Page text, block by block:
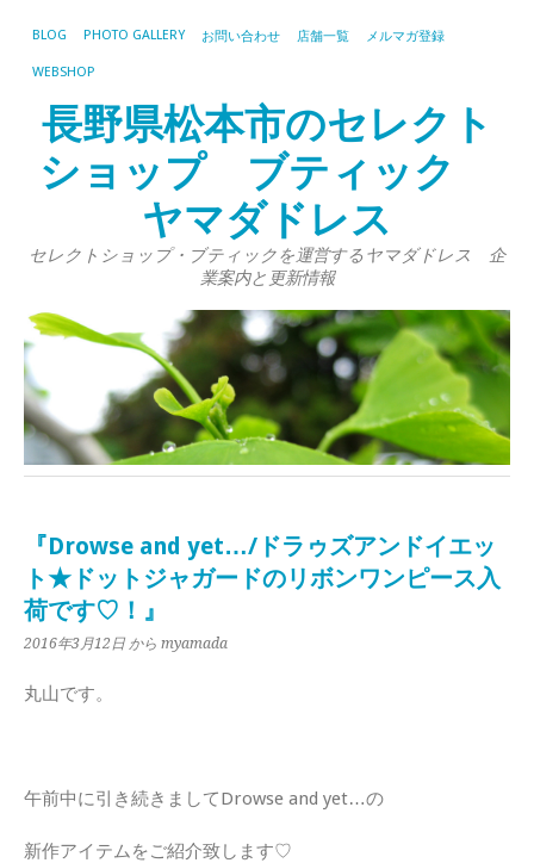
BLOG PHOTO GALLERY お問い合わせ 店舗一覧 メルマガ登録
WEBSHOP
長野県松本市のセレクト
ショップ ブティック
ヤマダドレス
セレクトショップ・ブティックを運営するヤマダドレス 企
業案内と更新情報
『Drowse and yet…/ドラゥズアンドイエッ
ト★ドットジャガードのリボンワンピース入
荷です♡！』
2016年3月12日 から myamada
丸山です。
午前中に引き続きましてDrowse and yet…の
新作アイテムをご紹介致します♡